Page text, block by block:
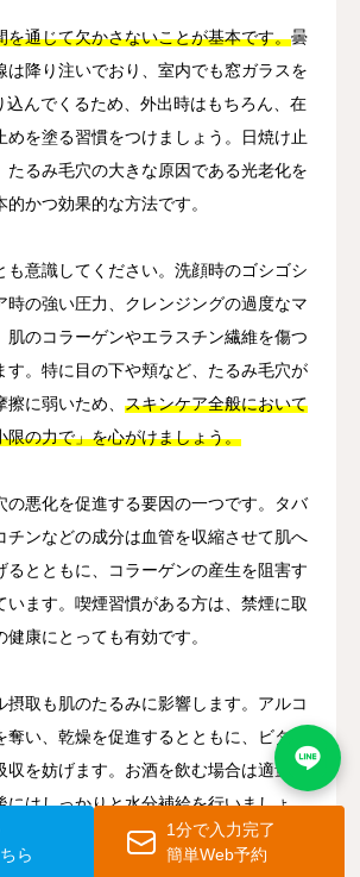
を通じて欠かさないことが基本です。曇
は降り注いでおり、室内でも窓ガラスを
込んでくるため、外出時はもちろん、在
めを塗る習慣をつけましょう。日焼け止
たるみ毛穴の大きな原因である光老化を
かつ効果的な方法です。
も意識してください。洗顔時のゴシゴシ
時の強い圧力、クレンジングの過度なマ
肌のコラーゲンやエラスチン繊維を傷つ
す。特に目の下や頬など、たるみ毛穴が
に弱いため、 スキンケア全般において
限の力で」を心がけましょう。
の悪化を促進する要因の一つです。タバ
チンなどの成分は血管を収縮させて肌へ
るとともに、コラーゲンの産生を阻害す
います。喫煙習慣がある方は、禁煙に取
健康にとっても有効です。
摂取も肌のたるみに影響します。アルコ
奪い、乾燥を促進するとともに、ビタミ
収を妨げます。お酒を飲む場合は適量を
にはしっかりと水分補給を行いましょ
ら
1分で入力完了
簡単Web予約